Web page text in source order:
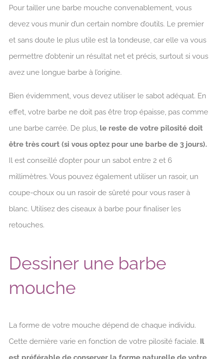
Pour tailler une barbe mouche convenablement, vous
devez vous munir d’un certain nombre d’outils. Le premier
et sans doute le plus utile est la tondeuse, car elle va vous
permettre d’obtenir un résultat net et précis, surtout si vous
avez une longue barbe à l’origine.
Bien évidemment, vous devez utiliser le sabot adéquat. En
effet, votre barbe ne doit pas être trop épaisse, pas comme
une barbe carrée. De plus, le reste de votre pilosité doit
être très court (si vous optez pour une barbe de 3 jours).
Il est conseillé d’opter pour un sabot entre 2 et 6
millimètres. Vous pouvez également utiliser un rasoir, un
coupe-choux ou un rasoir de sûreté pour vous raser à
blanc. Utilisez des ciseaux à barbe pour finaliser les
retouches.
Dessiner une barbe
mouche
La forme de votre mouche dépend de chaque individu.
Cette dernière varie en fonction de votre pilosité faciale. Il